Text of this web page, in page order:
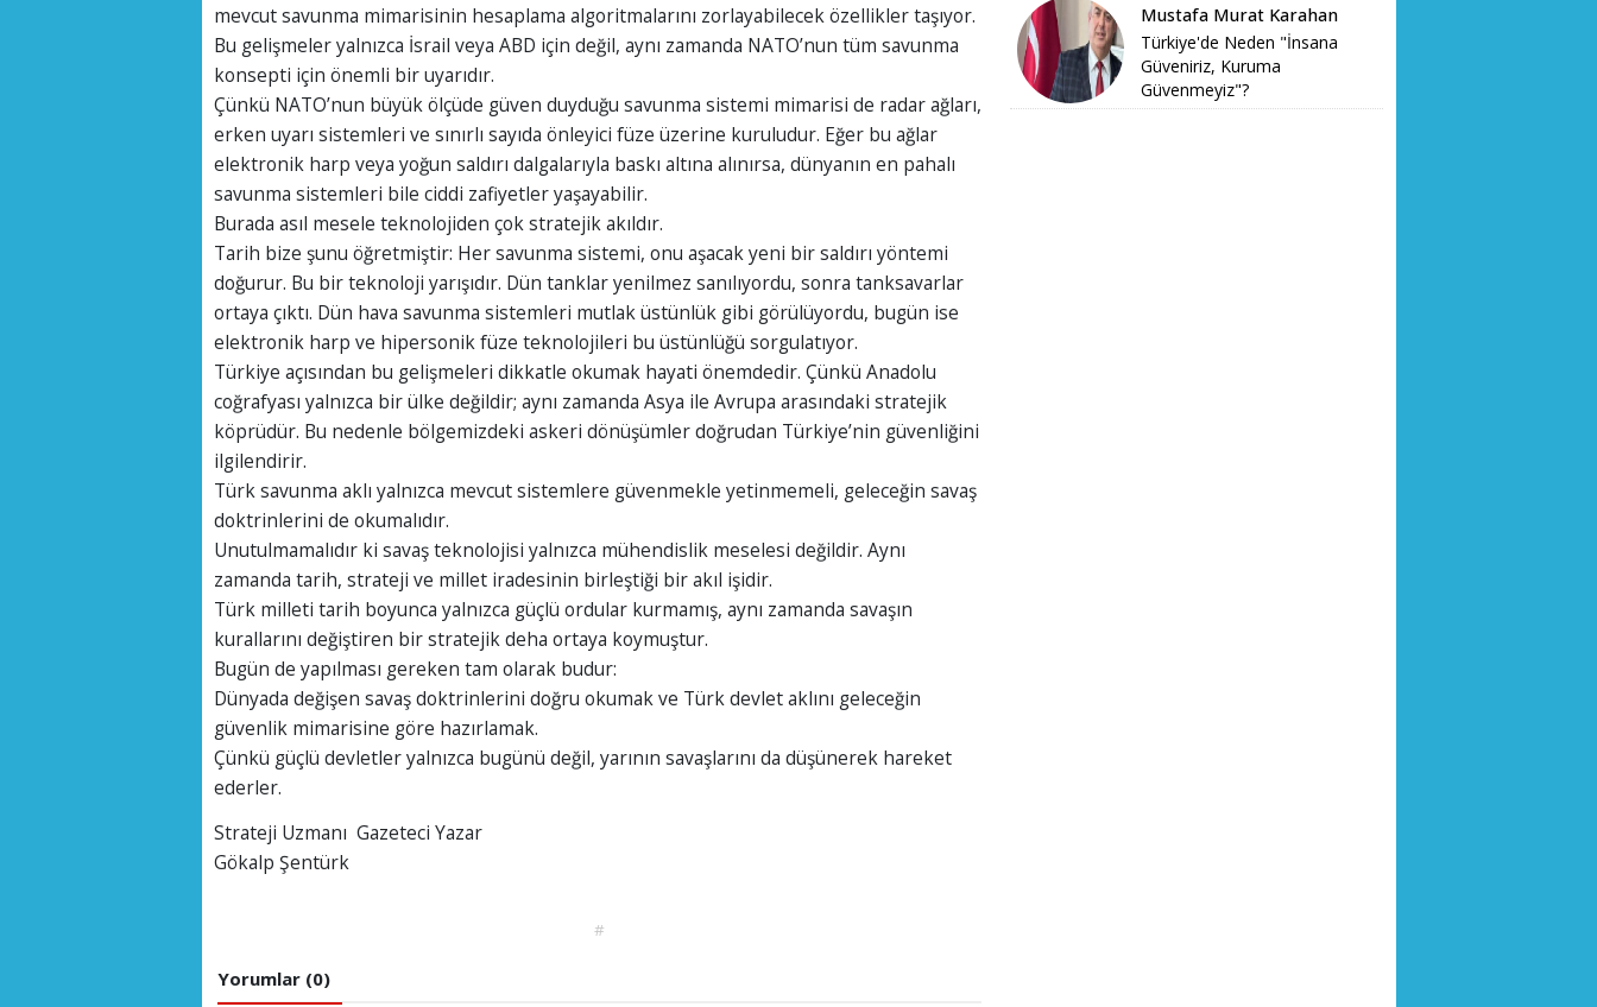
mevcut savunma mimarisinin hesaplama algoritmalarını zorlayabilecek özellikler taşıyor.
Bu gelişmeler yalnızca İsrail veya ABD için değil, aynı zamanda NATO’nun tüm savunma
konsepti için önemli bir uyarıdır.
Çünkü NATO’nun büyük ölçüde güven duyduğu savunma sistemi mimarisi de radar ağları,
erken uyarı sistemleri ve sınırlı sayıda önleyici füze üzerine kuruludur. Eğer bu ağlar
elektronik harp veya yoğun saldırı dalgalarıyla baskı altına alınırsa, dünyanın en pahalı
savunma sistemleri bile ciddi zafiyetler yaşayabilir.
Burada asıl mesele teknolojiden çok stratejik akıldır.
Tarih bize şunu öğretmiştir: Her savunma sistemi, onu aşacak yeni bir saldırı yöntemi
doğurur. Bu bir teknoloji yarışıdır. Dün tanklar yenilmez sanılıyordu, sonra tanksavarlar
ortaya çıktı. Dün hava savunma sistemleri mutlak üstünlük gibi görülüyordu, bugün ise
elektronik harp ve hipersonik füze teknolojileri bu üstünlüğü sorgulatıyor.
Türkiye açısından bu gelişmeleri dikkatle okumak hayati önemdedir. Çünkü Anadolu
coğrafyası yalnızca bir ülke değildir; aynı zamanda Asya ile Avrupa arasındaki stratejik
köprüdür. Bu nedenle bölgemizdeki askeri dönüşümler doğrudan Türkiye’nin güvenliğini
ilgilendirir.
Türk savunma aklı yalnızca mevcut sistemlere güvenmekle yetinmemeli, geleceğin savaş
doktrinlerini de okumalıdır.
Unutulmamalıdır ki savaş teknolojisi yalnızca mühendislik meselesi değildir. Aynı
zamanda tarih, strateji ve millet iradesinin birleştiği bir akıl işidir.
Türk milleti tarih boyunca yalnızca güçlü ordular kurmamış, aynı zamanda savaşın
kurallarını değiştiren bir stratejik deha ortaya koymuştur.
Bugün de yapılması gereken tam olarak budur:
Dünyada değişen savaş doktrinlerini doğru okumak ve Türk devlet aklını geleceğin
güvenlik mimarisine göre hazırlamak.
Çünkü güçlü devletler yalnızca bugünü değil, yarının savaşlarını da düşünerek hareket
ederler.
Strateji Uzmanı Gazeteci Yazar
Gökalp Şentürk
#
Yorumlar (0)
Mustafa Murat Karahan
Türkiye'de Neden "İnsana
Güveniriz, Kuruma
Güvenmeyiz"?